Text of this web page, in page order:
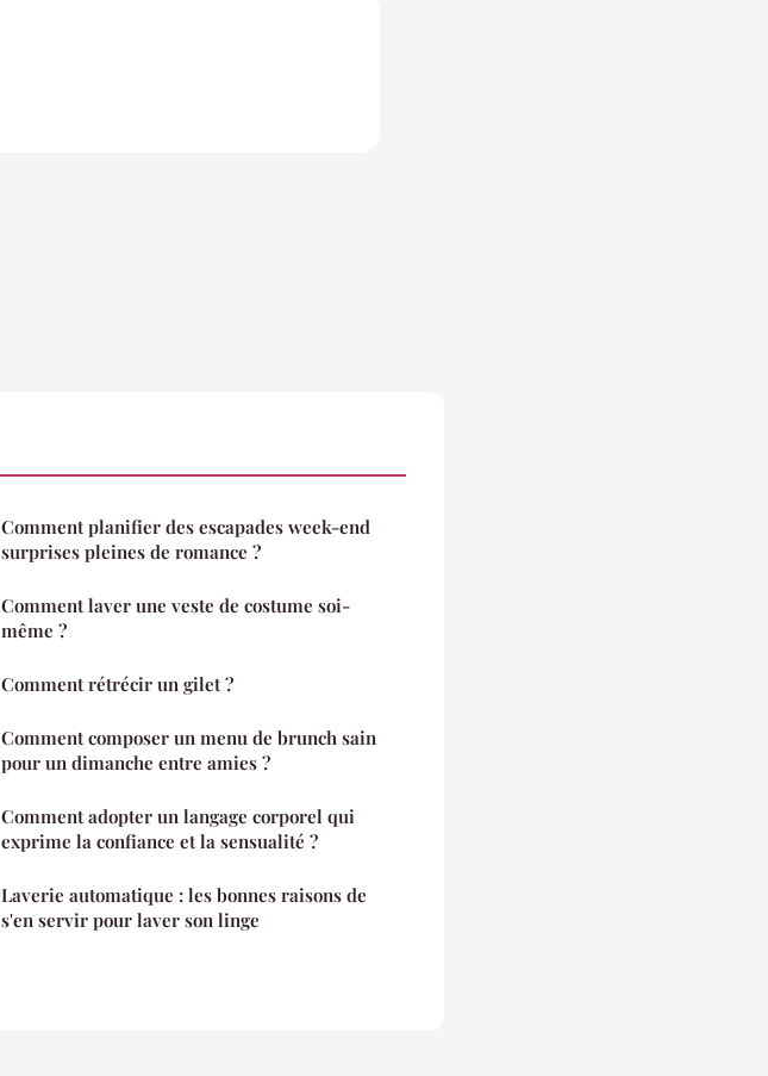
Comment planifier des escapades week-end
surprises pleines de romance ?
Comment laver une veste de costume soi-
même ?
Comment rétrécir un gilet ?
Comment composer un menu de brunch sain
pour un dimanche entre amies ?
Comment adopter un langage corporel qui
exprime la confiance et la sensualité ?
Laverie automatique : les bonnes raisons de
s'en servir pour laver son linge